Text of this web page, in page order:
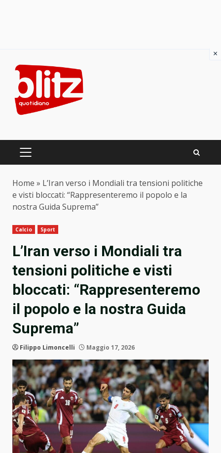
content
PRIMARY
Home » L’Iran verso i Mondiali tra tensioni politiche
e visti bloccati: “Rappresenteremo il popolo e la
nostra Guida Suprema”
Calcio Sport
L’Iran verso i Mondiali tra
tensioni politiche e visti
bloccati: “Rappresenteremo
il popolo e la nostra Guida
Suprema”
Filippo Limoncelli Maggio 17, 2026
×